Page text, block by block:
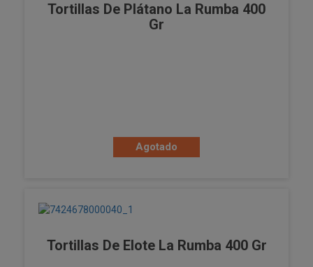
Tortillas De Plátano La Rumba 400
Gr
Agotado
Tortillas De Elote La Rumba 400 Gr